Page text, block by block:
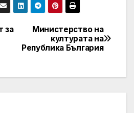
Министерство на
културата на
Република България
за